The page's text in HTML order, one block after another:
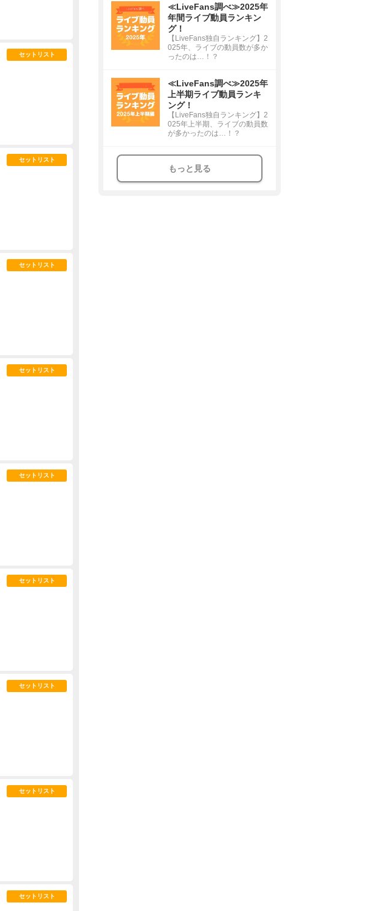
セットリスト
セットリスト
セットリスト
セットリスト
セットリスト
セットリスト
セットリスト
セットリスト
セットリスト
≪LiveFans調べ≫2025年
年間ライブ動員ランキン
グ！
【LiveFans独自ランキング】2
025年、ライブの動員数が多か
ったのは…！？
≪LiveFans調べ≫2025年
上半期ライブ動員ランキ
ング！
【LiveFans独自ランキング】2
025年上半期、ライブの動員数
が多かったのは…！？
もっと見る